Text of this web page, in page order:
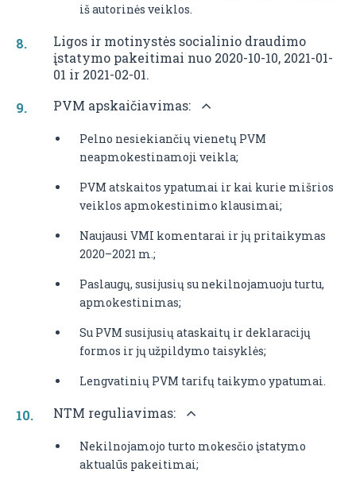
iš autorinės veiklos.
Ligos ir motinystės socialinio draudimo
įstatymo pakeitimai nuo 2020-10-10, 2021-01-
01 ir 2021-02-01.
PVM apskaičiavimas:
Pelno nesiekiančių vienetų PVM
neapmokestinamoji veikla;
PVM atskaitos ypatumai ir kai kurie mišrios
veiklos apmokestinimo klausimai;
Naujausi VMI komentarai ir jų pritaikymas
2020–2021 m.;
Paslaugų, susijusių su nekilnojamuoju turtu,
apmokestinimas;
Su PVM susijusių ataskaitų ir deklaracijų
formos ir jų užpildymo taisyklės;
Lengvatinių PVM tarifų taikymo ypatumai.
NTM reguliavimas:
Nekilnojamojo turto mokesčio įstatymo
aktualūs pakeitimai;